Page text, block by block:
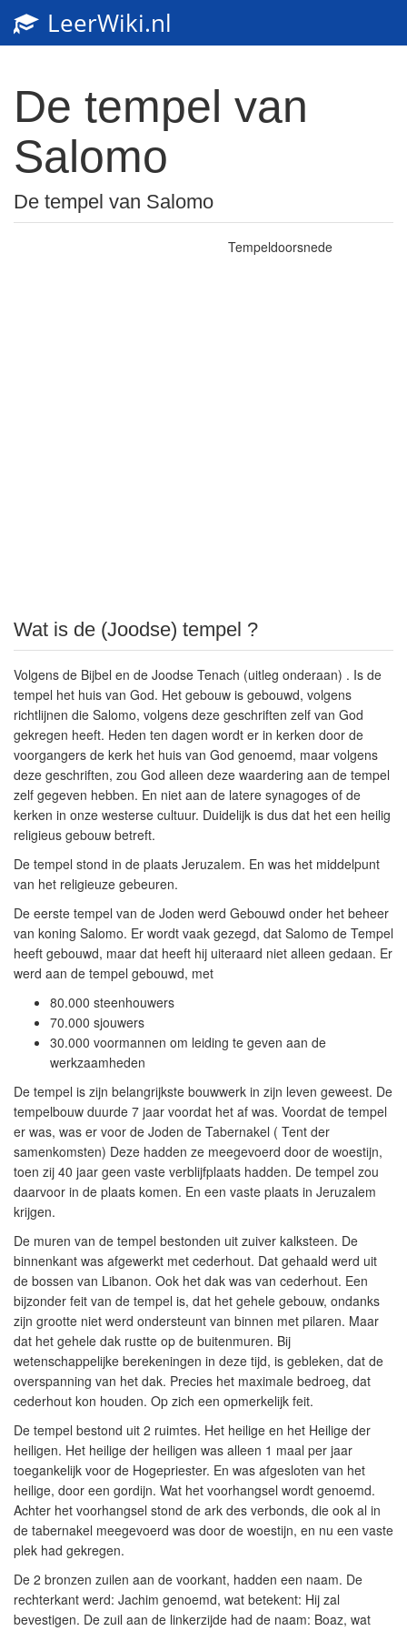
LeerWiki.nl
De tempel van
Salomo
De tempel van Salomo
Tempeldoorsnede
Wat is de (Joodse) tempel ?
Volgens de Bijbel en de Joodse Tenach (uitleg onderaan) . Is de
tempel het huis van God. Het gebouw is gebouwd, volgens
richtlijnen die Salomo, volgens deze geschriften zelf van God
gekregen heeft. Heden ten dagen wordt er in kerken door de
voorgangers de kerk het huis van God genoemd, maar volgens
deze geschriften, zou God alleen deze waardering aan de tempel
zelf gegeven hebben. En niet aan de latere synagoges of de
kerken in onze westerse cultuur. Duidelijk is dus dat het een heilig
religieus gebouw betreft.
De tempel stond in de plaats Jeruzalem. En was het middelpunt
van het religieuze gebeuren.
De eerste tempel van de Joden werd Gebouwd onder het beheer
van koning Salomo. Er wordt vaak gezegd, dat Salomo de Tempel
heeft gebouwd, maar dat heeft hij uiteraard niet alleen gedaan. Er
werd aan de tempel gebouwd, met
80.000 steenhouwers
70.000 sjouwers
30.000 voormannen om leiding te geven aan de
werkzaamheden
De tempel is zijn belangrijkste bouwwerk in zijn leven geweest. De
tempelbouw duurde 7 jaar voordat het af was. Voordat de tempel
er was, was er voor de Joden de Tabernakel ( Tent der
samenkomsten) Deze hadden ze meegevoerd door de woestijn,
toen zij 40 jaar geen vaste verblijfplaats hadden. De tempel zou
daarvoor in de plaats komen. En een vaste plaats in Jeruzalem
krijgen.
De muren van de tempel bestonden uit zuiver kalksteen. De
binnenkant was afgewerkt met cederhout. Dat gehaald werd uit
de bossen van Libanon. Ook het dak was van cederhout. Een
bijzonder feit van de tempel is, dat het gehele gebouw, ondanks
zijn grootte niet werd ondersteunt van binnen met pilaren. Maar
dat het gehele dak rustte op de buitenmuren. Bij
wetenschappelijke berekeningen in deze tijd, is gebleken, dat de
overspanning van het dak. Precies het maximale bedroeg, dat
cederhout kon houden. Op zich een opmerkelijk feit.
De tempel bestond uit 2 ruimtes. Het heilige en het Heilige der
heiligen. Het heilige der heiligen was alleen 1 maal per jaar
toegankelijk voor de Hogepriester. En was afgesloten van het
heilige, door een gordijn. Wat het voorhangsel wordt genoemd.
Achter het voorhangsel stond de ark des verbonds, die ook al in
de tabernakel meegevoerd was door de woestijn, en nu een vaste
plek had gekregen.
De 2 bronzen zuilen aan de voorkant, hadden een naam. De
rechterkant werd: Jachim genoemd, wat betekent: Hij zal
bevestigen. De zuil aan de linkerzijde had de naam: Boaz, wat